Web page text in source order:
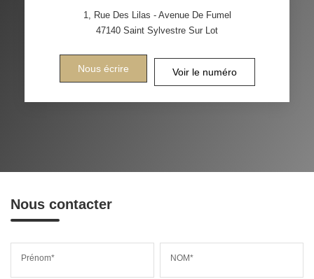
1, Rue Des Lilas - Avenue De Fumel
47140 Saint Sylvestre Sur Lot
Nous écrire Voir le numéro
Nous contacter
Prénom* NOM*